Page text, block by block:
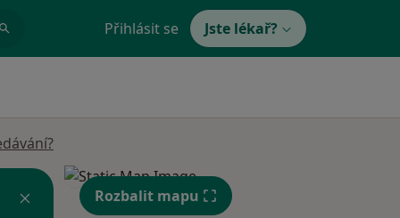
Přihlásit se Jste lékař?
Rozbalit mapu